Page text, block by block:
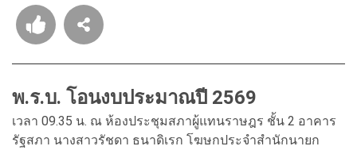
พ.ร.บ. โอนงบประมาณปี 2569
เวลา 09.35 น. ณ ห้องประชุมสภาผู้แทนราษฎร ชั้น 2 อาคาร
รัฐสภา นางสาวรัชดา ธนาดิเรก โฆษกประจำสำนักนายก